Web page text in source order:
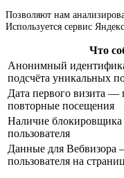
Позволяют нам
Используется сервис
Что
Анонимный
подсчёта уникальных
Дата первого визита —
повторные посещения
Наличие блокировщика
пользователя
Данные для Вебвизора
пользователя на